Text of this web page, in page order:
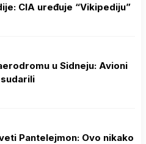
CIA uređuje “Vikipediju”
u Sidneju: Avioni
Pantelejmon: Ovo nikako